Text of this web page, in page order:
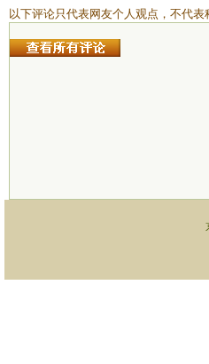
以下评论只代表网友个人观点，不代表